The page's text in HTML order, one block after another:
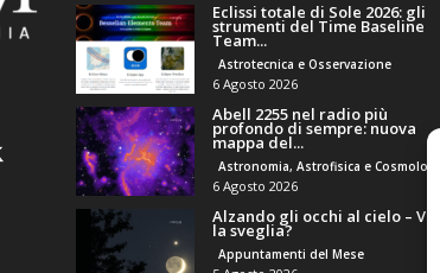
Eclissi totale di Sole 2026: gli
strumenti del Time Baseline
Team...
Astrotecnica e Osservazione
6 Agosto 2026
Abell 2255 nel radio più
profondo di sempre: nuova
mappa del...
Astronomia, Astrofisica e Cosmologia
6 Agosto 2026
Alzando gli occhi al cielo – Vale
la sveglia?
Appuntamenti del Mese